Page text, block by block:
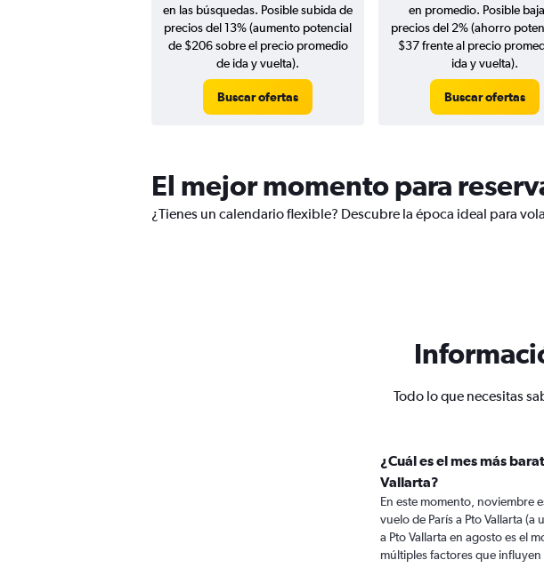
en las búsquedas. Posible subida de
precios del 13% (aumento potencial
de $206 sobre el precio promedio
de ida y vuelta).
Buscar ofertas
en promedio. Posible
precios del 2% (ahorro
$37 frente al precio
ida y vuelta).
Buscar ofertas
El mejor momento para
¿Tienes un calendario flexible? Descubre la época ideal para
Todo lo que necesitas
¿Cuál es el mes más
Vallarta?
En este momento, noviembre
vuelo de París a Pto Vallarta
a Pto Vallarta en agosto es el
múltiples factores que